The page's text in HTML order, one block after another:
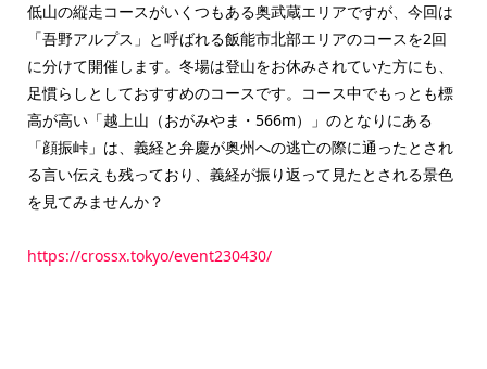
低山の縦走コースがいくつもある奥武蔵エリアですが、今回は
「吾野アルプス」と呼ばれる飯能市北部エリアのコースを2回
に分けて開催します。冬場は登山をお休みされていた方にも、
足慣らしとしておすすめのコースです。コース中でもっとも標
高が高い「越上山（おがみやま・566m）」のとなりにある
「顔振峠」は、義経と弁慶が奥州への逃亡の際に通ったとされ
る言い伝えも残っており、義経が振り返って見たとされる景色
を見てみませんか？
https://crossx.tokyo/event230430/